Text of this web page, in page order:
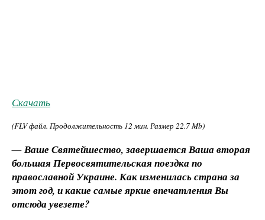
Скачать
(FLV файл. Продолжительность 12 мин. Размер 22.7 Mb)
— Ваше Святейшество, завершается Ваша вторая
большая Первосвятительская поездка по
православной Украине. Как изменилась страна за
этот год, и какие самые яркие впечатления Вы
отсюда увезете?